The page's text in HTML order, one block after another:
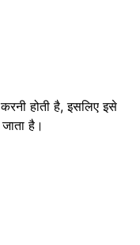
होती है, इसलिए इसे
है।